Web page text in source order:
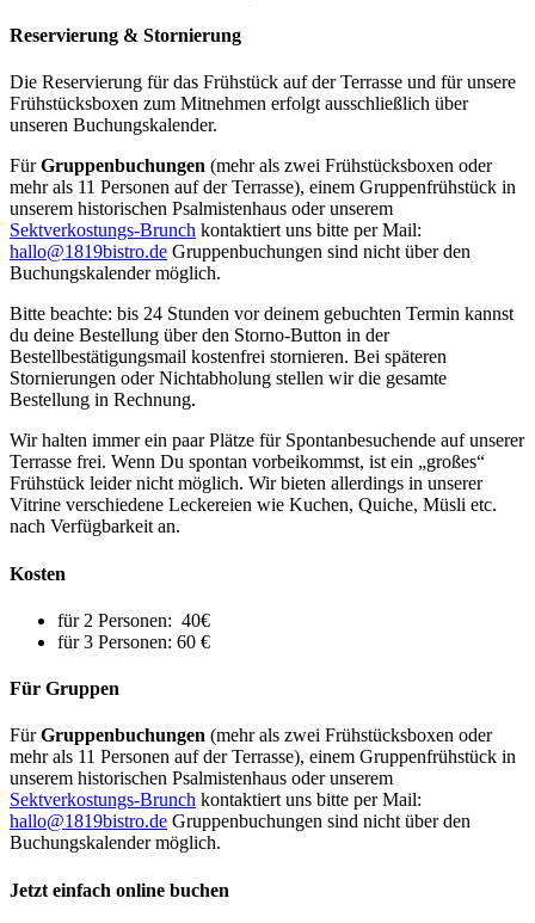
Reservierung & Stornierung
Die Reservierung für das Frühstück auf der Terrasse und für unsere
Frühstücksboxen zum Mitnehmen erfolgt ausschließlich über
unseren Buchungskalender.
FürGruppenbuchungen (mehr als zwei Frühstücksboxen oder
mehr als 11 Personen auf der Terrasse), einem Gruppenfrühstück in
unserem historischen Psalmistenhaus oder unserem
Sektverkostungs-Brunch kontaktiert uns bitte per Mail:
hallo@1819bistro.de Gruppenbuchungen sind nicht über den
Buchungskalender möglich.
Bitte beachte: bis 24 Stunden vor deinem gebuchten Termin kannst
du deine Bestellung über den Storno-Button in der
Bestellbestätigungsmail kostenfrei stornieren. Bei späteren
Stornierungen oder Nichtabholung stellen wir die gesamte
Bestellung in Rechnung.
Wir halten immer ein paar Plätze für Spontanbesuchende auf unserer
Terrasse frei. Wenn Du spontan vorbeikommst, ist ein „großes“
Frühstück leider nicht möglich. Wir bieten allerdings in unserer
Vitrine verschiedene Leckereien wie Kuchen, Quiche, Müsli etc.
nach Verfügbarkeit an.
Kosten
für 2 Personen: 40€
für 3 Personen: 60 €
Für Gruppen
FürGruppenbuchungen (mehr als zwei Frühstücksboxen oder
mehr als 11 Personen auf der Terrasse), einem Gruppenfrühstück in
unserem historischen Psalmistenhaus oder unserem
Sektverkostungs-Brunch kontaktiert uns bitte per Mail:
hallo@1819bistro.de Gruppenbuchungen sind nicht über den
Buchungskalender möglich.
Jetzt einfach online buchen